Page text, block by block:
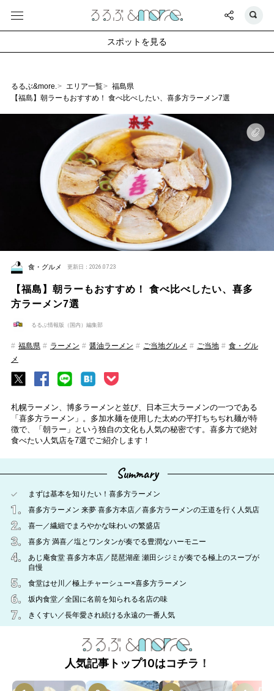
るるぶ&more. エリア一覧
福島県
【福島】朝ラーもおすすめ！ 食べ比べしたい、喜多方ラーメン7選
食・グルメ 更新日：2026.07.23
【福島】朝ラーもおすすめ！ 食べ比べしたい、喜多
方ラーメン7選
るるぶ情報版（国内）編集部
福島県 ラーメン 醤油ラーメン ご当地グルメ ご当地
食・グル
メ
札幌ラーメン、博多ラーメンと並び、日本三大ラーメンの一つである
「喜多方ラーメン」。多加水麺を使用した太めの平打ちちぢれ麺が特
徴で、「朝ラー」という独自の文化も人気の秘密です。喜多方で絶対
食べたい人気店を7選でご紹介します！
Summary
まずは基本を知りたい！喜多方ラーメン
喜多方ラーメン 来夢 喜多方本店／喜多方ラーメンの王道を行く人気店
喜一／繊細でまろやかな味わいの繁盛店
喜多方 満喜／塩とワンタンが奏でる豊潤なハーモニー
あじ庵食堂 喜多方本店／琵琶湖産 瀬田シジミが奏でる極上のスープが
自慢
食堂はせ川／極上チャーシュー×喜多方ラーメン
坂内食堂／全国に名前を知られる名店の味
きくすい／長年愛され続ける永遠の一番人気
人気記事トップ10はコチラ！
スポットを見る